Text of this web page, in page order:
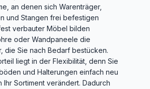
an denen sich Warenträger,
und Stangen frei befestigen
verbauter Möbel bilden
oder Wandpaneele die
die Sie nach Bedarf bestücken.
liegt in der Flexibilität, denn Sie
und Halterungen einfach neu
Ihr Sortiment verändert. Dadurch